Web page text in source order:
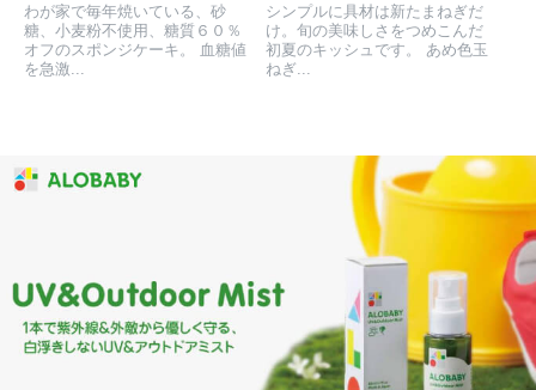
わが家で毎年焼いている、砂
糖、小麦粉不使用、糖質６０％
オフのスポンジケーキ。 血糖値
を急激...
シンプルに具材は新たまねぎだ
け。旬の美味しさをつめこんだ
初夏のキッシュです。 あめ色玉
ねぎ...